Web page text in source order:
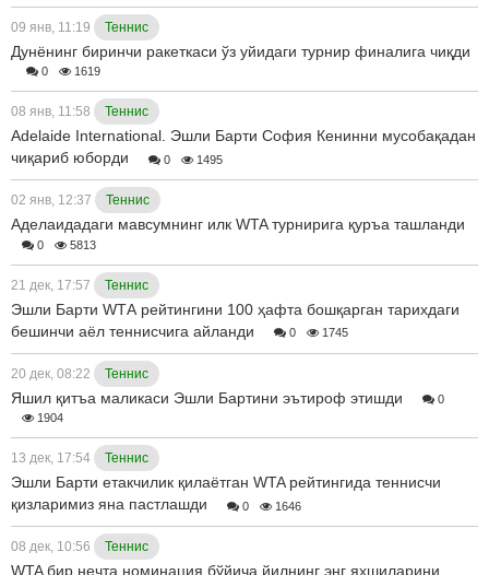
09 янв, 11:19 Теннис
Дунёнинг биринчи ракеткаси ўз уйидаги турнир финалига чиқди
0 1619
08 янв, 11:58 Теннис
Adelaide International. Эшли Барти София Кенинни мусобақадан
чиқариб юборди
0 1495
02 янв, 12:37 Теннис
Аделаидадаги мавсумнинг илк WTA турнирига қуръа ташланди
0 5813
21 дек, 17:57 Теннис
Эшли Барти WТА рейтингини 100 ҳафта бошқарган тарихдаги
бешинчи аёл теннисчига айланди
0 1745
20 дек, 08:22 Теннис
Яшил қитъа маликаси Эшли Бартини эътироф этишди
0
1904
13 дек, 17:54 Теннис
Эшли Барти етакчилик қилаётган WTA рейтингида теннисчи
қизларимиз яна пастлашди
0 1646
08 дек, 10:56 Теннис
WTA бир нечта номинация бўйича йилнинг энг яхшиларини